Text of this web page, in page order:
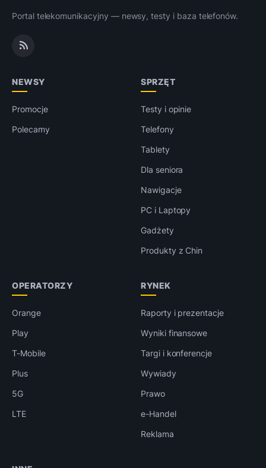
Portal telekomunikacyjny — newsy, testy i baza telefonów.
NEWSY
Promocje
Polecamy
SPRZĘT
Testy i opinie
Telefony
Tablety
Dla seniora
Nawigacje
PC i Laptopy
Gadżety
Produkty z Chin
OPERATORZY
Orange
Play
T-Mobile
Plus
5G
LTE
RYNEK
Raporty i prezentacje
Wyniki finansowe
Targi i konferencje
Wywiady
Prawo
e-Handel
Reklama